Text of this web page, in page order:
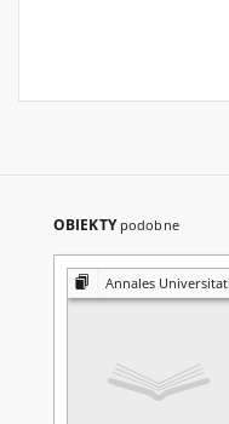
OBIEKTY podobne
Annales Universitatis Mariae Curie-Skłodowska. Sectio A, Mathematica